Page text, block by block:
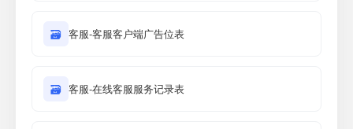
🗃 客服-客服客户端广告位表
🗃 客服-在线客服服务记录表